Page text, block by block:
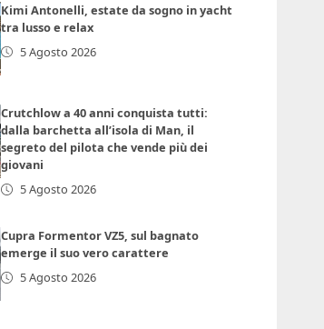
Kimi Antonelli, estate da sogno in yacht
tra lusso e relax
5 Agosto 2026
Crutchlow a 40 anni conquista tutti:
dalla barchetta all’isola di Man, il
segreto del pilota che vende più dei
giovani
5 Agosto 2026
Cupra Formentor VZ5, sul bagnato
emerge il suo vero carattere
5 Agosto 2026